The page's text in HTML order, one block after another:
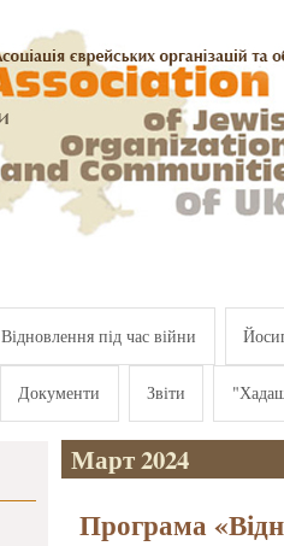
Відновлення під час війни
Документи Звіти
Март 2024
Програма